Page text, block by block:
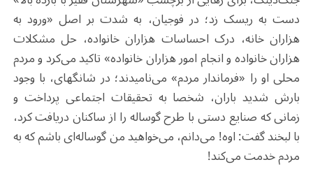
دست به ریسک زد؛ در فوجیان، به شدت بر اصل «ورود به
هزاران خانه، درک احساسات هزاران خانواده، حل مشکلات
هزاران خانواده و انجام امور هزاران خانواده» تاکید می‌کرد و مردم
محلی او را «فرماندار مردم» می‌نامیدند؛ در شانگهای، با وجود
بارش شدید باران، شخصا به تحقیقات اجتماعی پرداخت و
زمانی که صنایع دستی با طرح گوساله را از ساکنان دریافت کرد،
با لبخند گفت: اوه! می‌دانم، می‌خواهید من گوساله‌ای باشم که به
مردم خدمت می‌کند!